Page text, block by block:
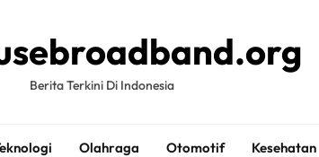
Berita Terkini Di Indonesia
Olahraga Otomotif Kesehatan